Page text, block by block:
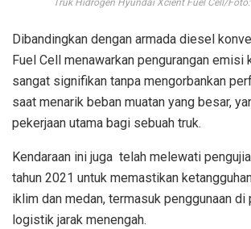
Truk Hidrogen Hyundai Xcient Fuel Cell/
Dibandingkan dengan armada diesel
Fuel Cell menawarkan pengurangan emisi
sangat signifikan tanpa mengorbankan
saat menarik beban muatan yang besar,
pekerjaan utama bagi sebuah truk.
Kendaraan ini juga telah melewati
tahun 2021 untuk memastikan
iklim dan medan, termasuk penggunaan di
logistik jarak menengah.